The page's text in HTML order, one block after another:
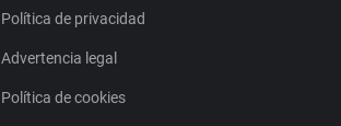
Política de privacidad
Advertencia legal
Política de cookies